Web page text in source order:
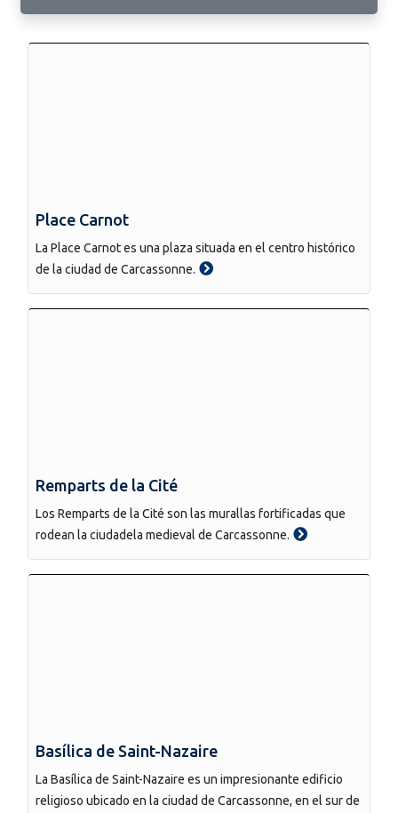
Place Carnot
La Place Carnot es una plaza situada en el centro histórico
de la ciudad de Carcassonne.
Remparts de la Cité
Los Remparts de la Cité son las murallas fortificadas que
rodean la ciudadela medieval de Carcassonne.
Basílica de Saint-Nazaire
La Basílica de Saint-Nazaire es un impresionante edificio
religioso ubicado en la ciudad de Carcassonne, en el sur de